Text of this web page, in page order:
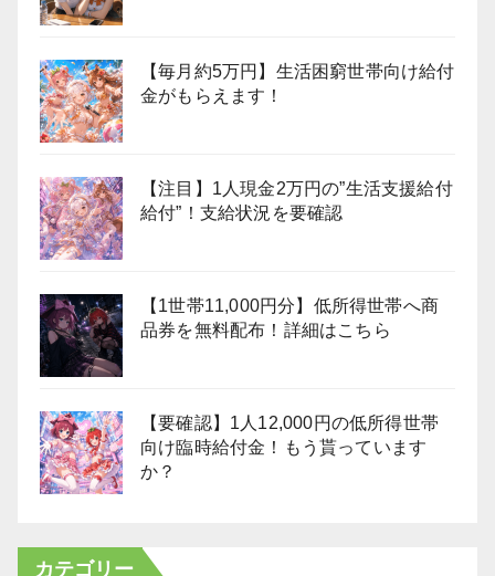
【毎月約5万円】生活困窮世帯向け給付
金がもらえます！
【注目】1人現金2万円の”生活支援給付
給付”！支給状況を要確認
【1世帯11,000円分】低所得世帯へ商
品券を無料配布！詳細はこちら
【要確認】1人12,000円の低所得世帯
向け臨時給付金！もう貰っています
か？
カテゴリー